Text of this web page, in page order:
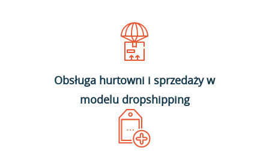
Obsługa hurtowni i sprzedaży w
modelu dropshipping